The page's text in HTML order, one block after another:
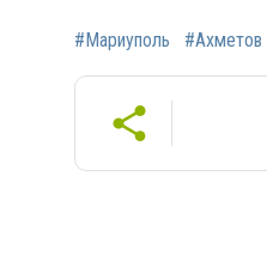
#Мариуполь #Ахметов